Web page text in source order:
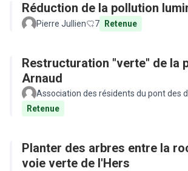
Réduction de la pollution
Pierre Jullien 7 Retenue
Restructuration "verte" de la
Arnaud
Association des résidents du pont des
Retenue
Planter des arbres entre la
voie verte de l'Hers